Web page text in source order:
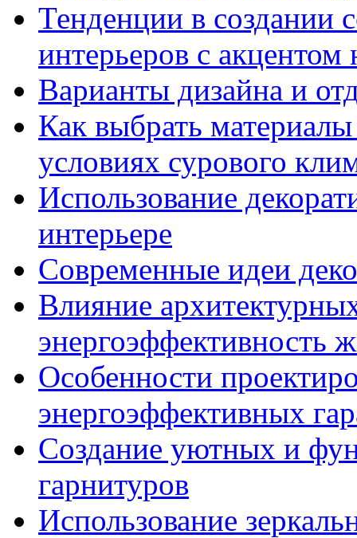
Тенденции в создании
интерьеров с акцентом
Варианты дизайна и
Как выбрать
условиях сурового
Использование
интерьере
Современные идеи
Влияние
энергоэффективность
Особенности
энергоэффективных
Создание уютных и
гарнитуров
Использование